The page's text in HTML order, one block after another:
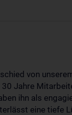
von
Jahre
ihn als
eine tiefe